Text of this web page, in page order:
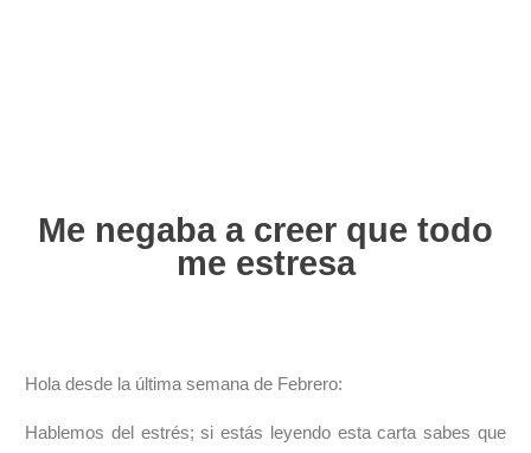
Me negaba a creer que todo
me estresa
Hola desde la última semana de Febrero:
Hablemos del estrés; si estás leyendo esta carta sabes que